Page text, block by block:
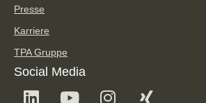
Presse
Karriere
TPA Gruppe
Social Media